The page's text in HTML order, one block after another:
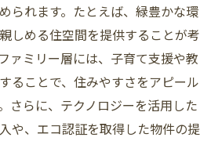
られます。たとえば、緑豊かな環
しめる住空間を提供することが考
ァミリー層には、子育て支援や教
ることで、住みやすさをアピール
さらに、テクノロジーを活用した
や、エコ認証を取得した物件の提